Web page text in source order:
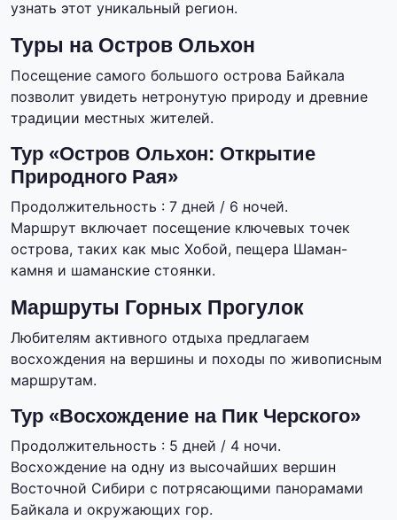
узнать этот уникальный регион.
Туры на Остров Ольхон
Посещение самого большого острова Байкала
позволит увидеть нетронутую природу и древние
традиции местных жителей.
Тур «Остров Ольхон: Открытие
Природного Рая»
Продолжительность : 7 дней / 6 ночей.
Маршрут включает посещение ключевых точек
острова, таких как мыс Хобой, пещера Шаман-
камня и шаманские стоянки.
Маршруты Горных Прогулок
Любителям активного отдыха предлагаем
восхождения на вершины и походы по живописным
маршрутам.
Тур «Восхождение на Пик Черского»
Продолжительность : 5 дней / 4 ночи.
Восхождение на одну из высочайших вершин
Восточной Сибири с потрясающими панорамами
Байкала и окружающих гор.